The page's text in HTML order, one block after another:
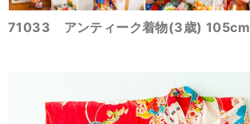
71033 アンティーク着物(3歳) 105cm